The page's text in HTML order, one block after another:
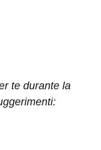
te durante la